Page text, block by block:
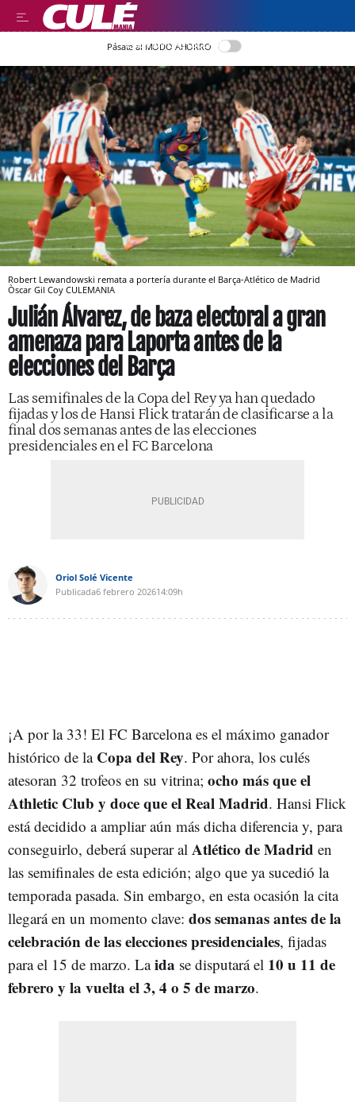
LEER EN CASTELLANO
Pásate al MODO AHORRO
Robert Lewandowski remata a portería durante el Barça-Atlético de Madrid
Òscar Gil Coy CULEMANIA
Julián Álvarez, de baza electoral a gran
amenaza para Laporta antes de la
elecciones del Barça
Las semifinales de la Copa del Rey ya han quedado
fijadas y los de Hansi Flick tratarán de clasificarse a la
final dos semanas antes de las elecciones
presidenciales en el FC Barcelona
Oriol Solé Vicente
Publicada6 febrero 202614:09h
¡A por la 33! El FC Barcelona es el máximo ganador
histórico de la Copa del Rey. Por ahora, los culés
atesoran 32 trofeos en su vitrina; ocho más que el
Athletic Club y doce que el Real Madrid. Hansi Flick
está decidido a ampliar aún más dicha diferencia y, para
conseguirlo, deberá superar al Atlético de Madrid en
las semifinales de esta edición; algo que ya sucedió la
temporada pasada. Sin embargo, en esta ocasión la cita
llegará en un momento clave: dos semanas antes de la
celebración de las elecciones presidenciales, fijadas
para el 15 de marzo. Laida se disputará el 10 u 11 de
febrero y la vuelta el 3, 4 o 5 de marzo.